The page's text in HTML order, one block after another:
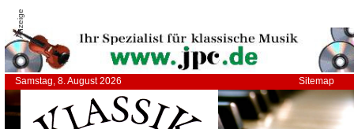
Anzeige
Samstag, 8. August 2026 Sitemap